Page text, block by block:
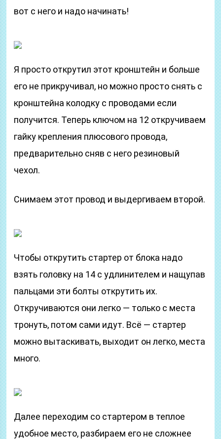
вот с него и надо начинать!
Я просто открутил этот кронштейн и больше
его не прикручивал, но можно просто снять с
кронштейна колодку с проводами если
получится. Теперь ключом на 12 откручиваем
гайку крепления плюсового провода,
предварительно сняв с него резиновый
чехол.
Снимаем этот провод и выдергиваем второй.
Чтобы открутить стартер от блока надо
взять головку на 14 с удлинителем и нащупав
пальцами эти болты открутить их.
Откручиваются они легко — только с места
тронуть, потом сами идут. Всё — стартер
можно вытаскивать, выходит он легко, места
много.
Далее переходим со стартером в теплое
удобное место, разбираем его не сложнее